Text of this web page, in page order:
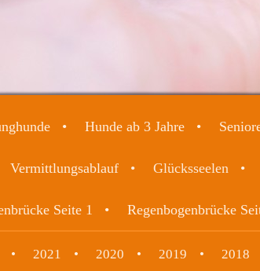
Hunde ab 3 Jahre
Vermittlungsablauf Glücksseelen
Seite 1 Regenbogenbrücke
2021 2020 2019 2018